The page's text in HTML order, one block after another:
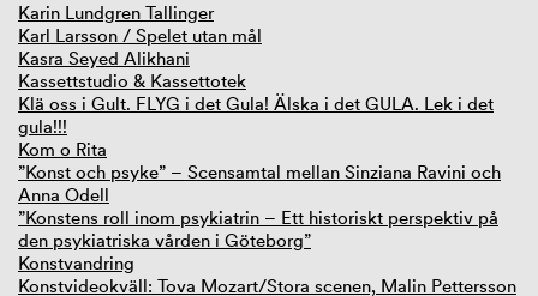
Karin Lundgren Tallinger
Karl Larsson / Spelet utan mål
Kasra Seyed Alikhani
Kassettstudio & Kassettotek
Klä oss i Gult. FLYG i det Gula! Älska i det GULA. Lek i det
gula!!!
Kom o Rita
”Konst och psyke” – Scensamtal mellan Sinziana Ravini och
Anna Odell
”Konstens roll inom psykiatrin – Ett historiskt perspektiv på
den psykiatriska vården i Göteborg”
Konstvandring
Konstvideokväll: Tova Mozart/Stora scenen, Malin Pettersson